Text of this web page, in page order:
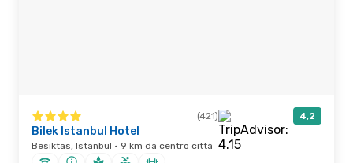
(421) 4,2
Bilek Istanbul Hotel
Besiktas, Istanbul · 9 km da centro città